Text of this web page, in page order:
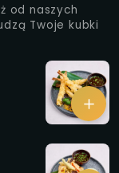
od naszych
Twoje kubki